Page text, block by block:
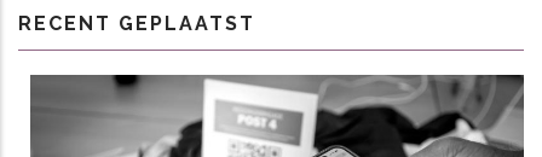
RECENT GEPLAATST